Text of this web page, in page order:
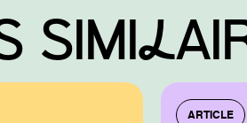
ARTICLE